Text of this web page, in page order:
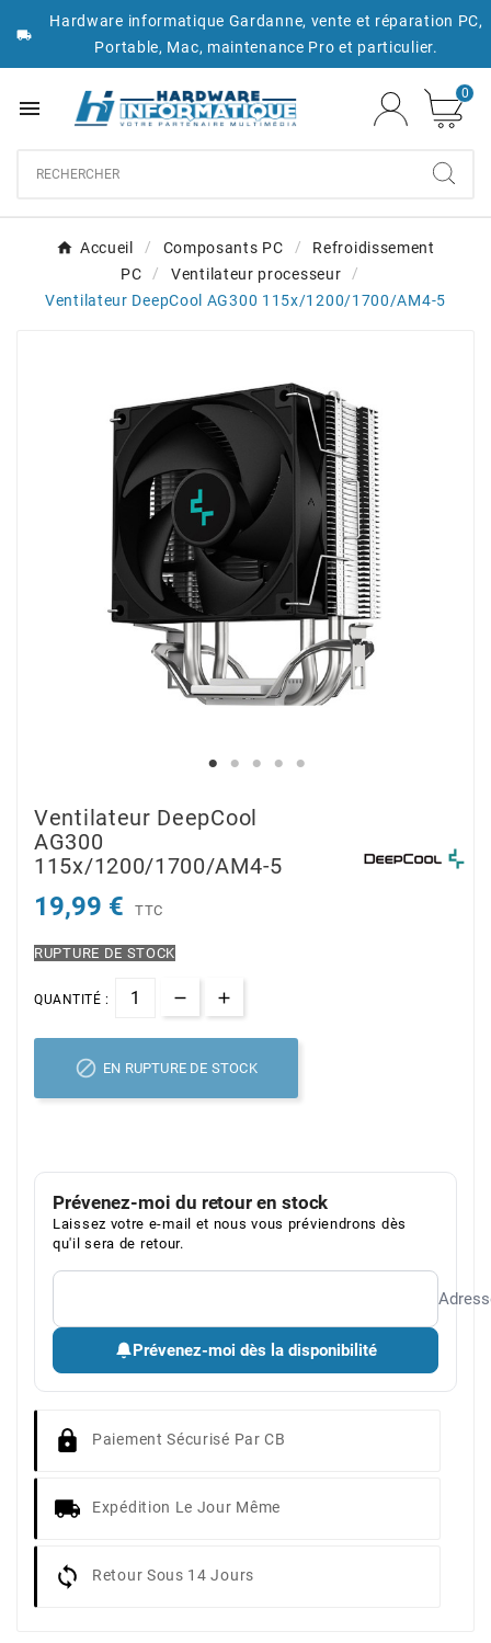

Hardware informatique Gardanne, vente et réparation PC,
Portable, Mac, maintenance Pro et particulier.

0
Accueil Composants PC
Refroidissement
PC
Ventilateur processeur
Ventilateur DeepCool AG300 115x/1200/1700/AM4-5
Ventilateur DeepCool
AG300
115x/1200/1700/AM4-5
19,99 € TTC
RUPTURE DE STOCK
QUANTITÉ :
 EN RUPTURE DE STOCK
Prévenez-moi du retour en stock
Laissez votre e-mail et nous vous préviendrons dès
qu'il sera de retour.
Prévenez-moi dès la disponibilité
Paiement Sécurisé Par CB
Expédition Le Jour Même
Retour Sous 14 Jours